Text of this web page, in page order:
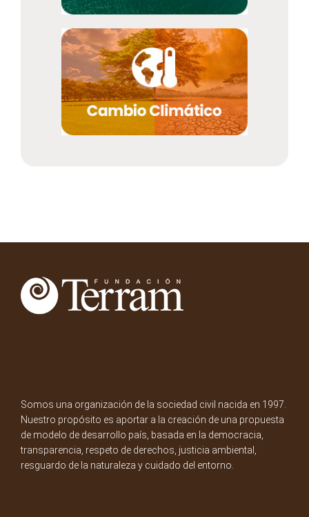
Somos una organización de la sociedad civil nacida en 1997.
Nuestro propósito es aportar a la creación de una propuesta
de modelo de desarrollo país, basada en la democracia,
transparencia, respeto de derechos, justicia ambiental,
resguardo de la naturaleza y cuidado del entorno.